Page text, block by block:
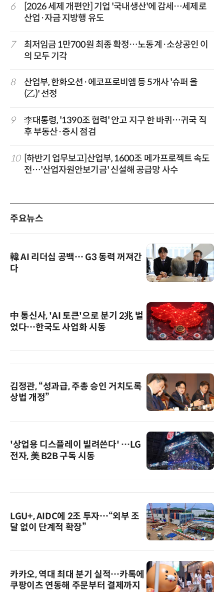
6
[2026 세제 개편안] 기업 '국내생산'에 감세…세제로
산업·자금 지방행 유도
7
최저임금 1만700원 최종 확정…노동계·소상공인 이
의 모두 기각
8
산업부, 한화오션·에코프로비엠 등 5개사 '슈퍼 을
(乙)' 선정
9
李대통령, '1390조 협력' 안고 지구 한 바퀴…귀국 직
후 부동산·증시 점검
10 [하반기 업무보고]산업부, 1600조 메가프로젝트 속도
전…'산업자원안보기금' 신설해 공급망 사수
주요뉴스
韓 AI 리더십 공백… G3 동력 꺼져간
다
中 통신사, 'AI 토큰'으로 분기 2兆 벌
었다…한국도 사업화 시동
김정관, “성과급, 주총 승인 거치도록
상법 개정”
'상업용 디스플레이 빌려쓴다' …LG
전자, 美 B2B 구독 시동
LGU+, AIDC에 2조 투자…“외부 조
달 없이 단계적 확장”
카카오, 역대 최대 분기 실적…카톡에
쿠팡이츠 연동해 주문부터 결제까지